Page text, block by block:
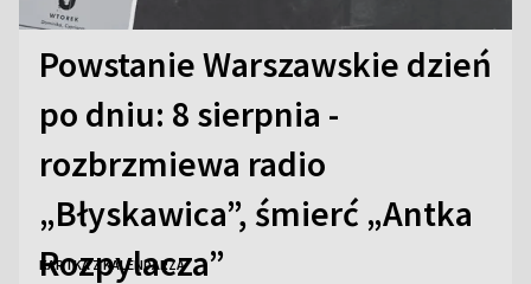
Powstanie Warszawskie dzień
po dniu: 8 sierpnia -
rozbrzmiewa radio
„Błyskawica”, śmierć „Antka
Rozpylacza”
KARTKA Z KALENDARZA